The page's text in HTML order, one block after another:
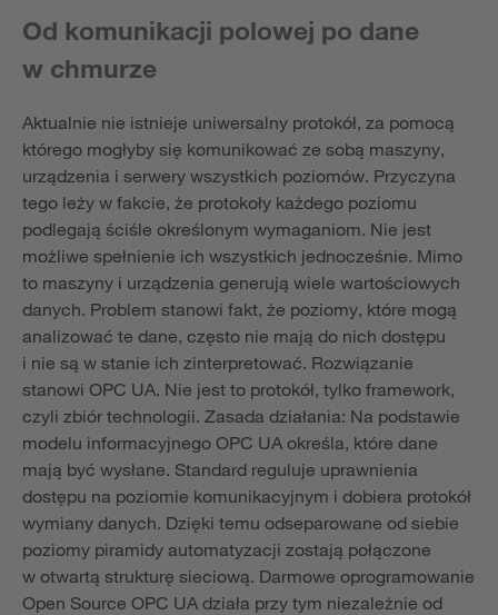
Od komunikacji polowej po dane
w chmurze
Aktualnie nie istnieje uniwersalny protokół, za pomocą
którego mogłyby się komunikować ze sobą maszyny,
urządzenia i serwery wszystkich poziomów. Przyczyna
tego leży w fakcie, że protokoły każdego poziomu
podlegają ściśle określonym wymaganiom. Nie jest
możliwe spełnienie ich wszystkich jednocześnie. Mimo
to maszyny i urządzenia generują wiele wartościowych
danych. Problem stanowi fakt, że poziomy, które mogą
analizować te dane, często nie mają do nich dostępu
i nie są w stanie ich zinterpretować. Rozwiązanie
stanowi OPC UA. Nie jest to protokół, tylko framework,
czyli zbiór technologii. Zasada działania: Na podstawie
modelu informacyjnego OPC UA określa, które dane
mają być wysłane. Standard reguluje uprawnienia
dostępu na poziomie komunikacyjnym i dobiera protokół
wymiany danych. Dzięki temu odseparowane od siebie
poziomy piramidy automatyzacji zostają połączone
w otwartą strukturę sieciową. Darmowe oprogramowanie
Open Source OPC UA działa przy tym niezależnie od